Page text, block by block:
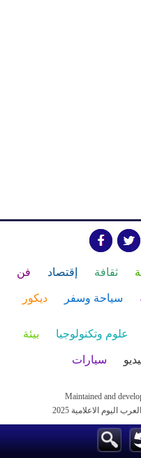
ثقافة إقتصاد فن
سياحة وسفر ديكور
علوم وتكنولوجيا بيئة
سيارات
Maintained and